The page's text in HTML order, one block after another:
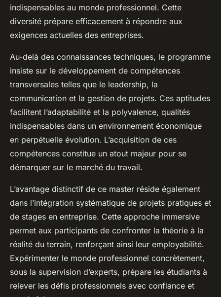
indispensables au monde professionnel. Cette
diversité prépare efficacement à répondre aux
exigences actuelles des entreprises.
Au-delà des connaissances techniques, le programme
insiste sur le développement de compétences
transversales telles que le leadership, la
communication et la gestion de projets. Ces aptitudes
facilitent l’adaptabilité et la polyvalence, qualités
indispensables dans un environnement économique
en perpétuelle évolution. L’acquisition de ces
compétences constitue un atout majeur pour se
démarquer sur le marché du travail.
L’avantage distinctif de ce master réside également
dans l’intégration systématique de projets pratiques et
de stages en entreprise. Cette approche immersive
permet aux participants de confronter la théorie à la
réalité du terrain, renforçant ainsi leur employabilité.
Expérimenter le monde professionnel concrètement,
sous la supervision d’experts, prépare les étudiants à
relever les défis professionnels avec confiance et